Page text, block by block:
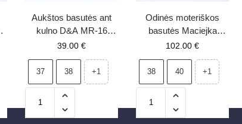
Aukštos basutės ant
kulno D&A MR-16
auksinės
39.00€
37 38 +1
Odinės moteriškos
basutės Maciejka
06990-39 įvairiaspalvės
102.00€
38 40 +1